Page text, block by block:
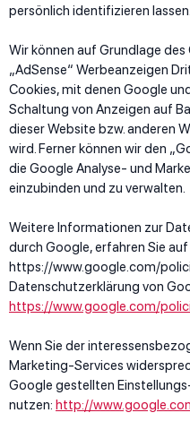
persönlich identifizieren lassen.
Wir können auf Grundlage
„AdSense“ Werbeanzeigen
Cookies, mit denen Google
Schaltung von Anzeigen auf
dieser Website bzw. anderen
wird. Ferner können wir den
die Google Analyse- und
einzubinden und zu verwalten.
Weitere Informationen zur
durch Google, erfahren Sie
https://www.google.com/
Datenschutzerklärung von
https://www.google.com/
Wenn Sie der
Marketing-Services
Google gestellten
nutzen: http://